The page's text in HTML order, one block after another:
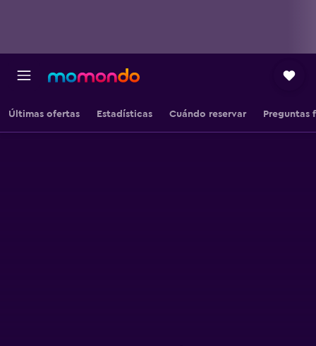
Últimas ofertas Estadísticas Cuándo reservar Preguntas